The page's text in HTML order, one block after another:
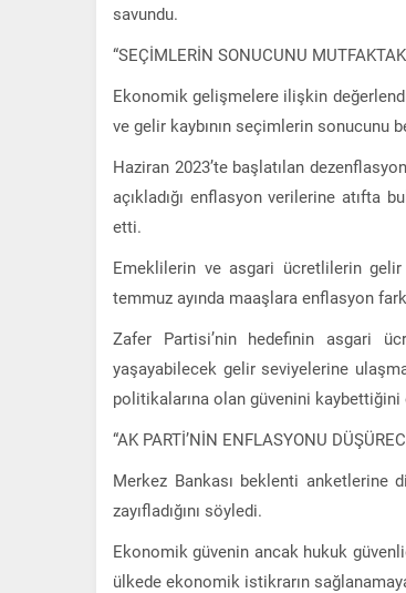
savundu.
“SEÇİMLERİN SONUCUNU
Ekonomik gelişmelere ilişkin
ve gelir kaybının seçimlerin sonucunu
Haziran 2023’te başlatılan
açıkladığı enflasyon verilerine atıfta
etti.
Emeklilerin ve asgari ücretlilerin gelir
temmuz ayında maaşlara enflasyon
Zafer Partisi’nin hedefinin asgari
yaşayabilecek gelir seviyelerine
politikalarına olan güvenini kaybettiğini
“AK PARTİ’NİN ENFLASYONU
Merkez Bankası beklenti anketlerine
zayıfladığını söyledi.
Ekonomik güvenin ancak hukuk
ülkede ekonomik istikrarın